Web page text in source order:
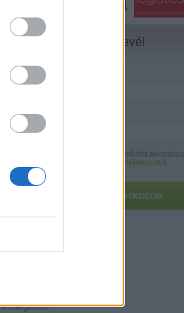
a
elég
hogy ez
után
egész
is
Hírlevél
A hírlevélre történő feliratkozással
adatvédelmi nyilatkozatot
FELIRATKOZOM